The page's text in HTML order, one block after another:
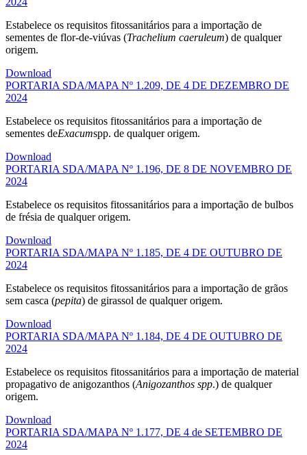
Estabelece os requisitos fitossanitários para a importação de
sementes de flor-de-viúvas (Trachelium caeruleum) de qualquer
origem.
Download
PORTARIA SDA/MAPA Nº 1.209, DE 4 DE DEZEMBRO DE
2024
Estabelece os requisitos fitossanitários para a importação de
sementes deExacumspp. de qualquer origem.
Download
PORTARIA SDA/MAPA Nº 1.196, DE 8 DE NOVEMBRO DE
2024
Estabelece os requisitos fitossanitários para a importação de bulbos
de frésia de qualquer origem.
Download
PORTARIA SDA/MAPA Nº 1.185, DE 4 DE OUTUBRO DE
2024
Estabelece os requisitos fitossanitários para a importação de grãos
sem casca (pepita) de girassol de qualquer origem.
Download
PORTARIA SDA/MAPA Nº 1.184, DE 4 DE OUTUBRO DE
2024
Estabelece os requisitos fitossanitários para a importação de material
propagativo de anigozanthos (Anigozanthos spp.) de qualquer
origem.
Download
PORTARIA SDA/MAPA Nº 1.177, DE 4 de SETEMBRO DE
2024